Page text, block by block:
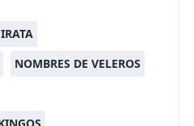
NOMBRES DE VELEROS